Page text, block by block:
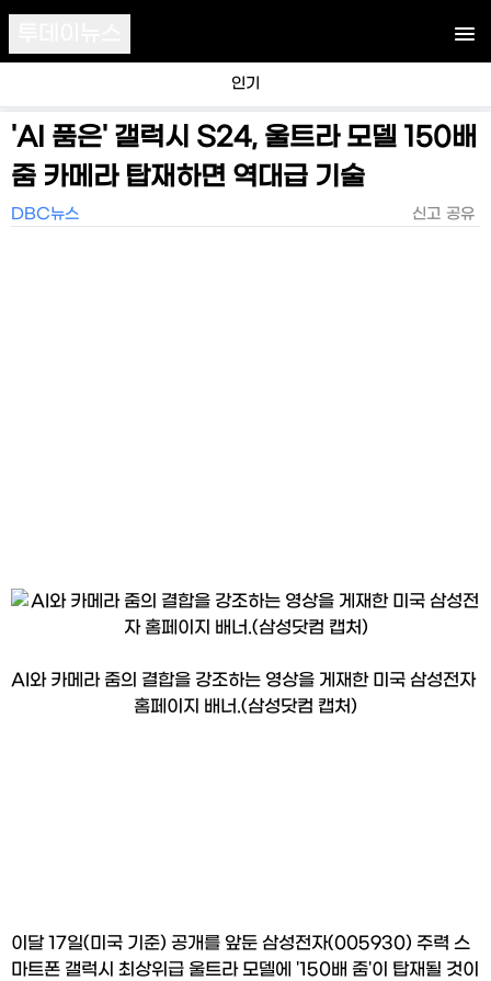
인기
'AI 품은' 갤럭시 S24, 울트라 모델 150배
줌 카메라 탑재하면 역대급 기술
DBC뉴스 신고 공유
AI와 카메라 줌의 결합을 강조하는 영상을 게재한 미국 삼성전자
홈페이지 배너.(삼성닷컴 캡처)
이달 17일(미국 기준) 공개를 앞둔 삼성전자(005930) 주력 스
마트폰 갤럭시 최상위급 울트라 모델에 '150배 줌'이 탑재될 것이